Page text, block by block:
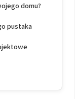
domu?
pustaka